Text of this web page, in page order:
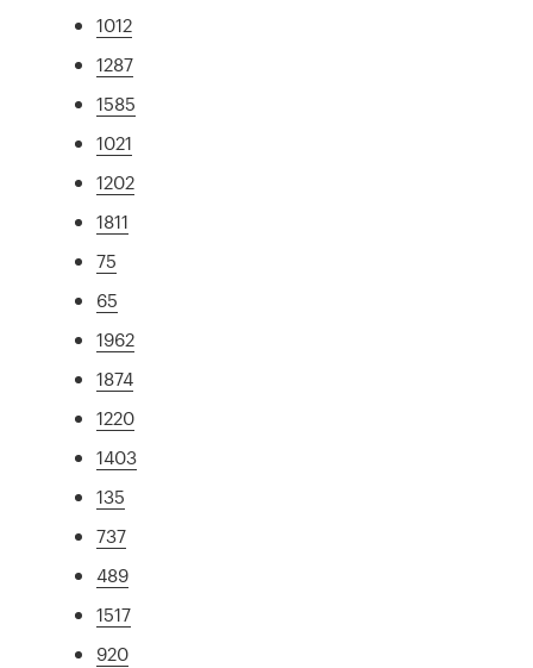
1012
1287
1585
1021
1202
1811
75
65
1962
1874
1220
1403
135
737
489
1517
920